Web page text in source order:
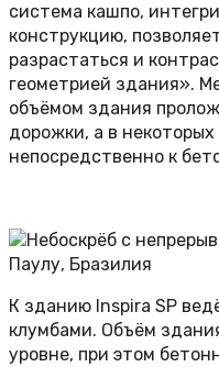
система кашпо,
конструкцию,
разрастаться и
геометрией здания».
объёмом здания
дорожки, а в
непосредственно к
К зданию Inspira SP
клумбами. Объём
уровне, при этом